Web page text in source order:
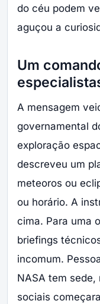
do céu podem
aguçou a
Um
A mensagem
governamental
exploração
descreveu um
meteoros ou
ou horário. A
cima. Para uma
briefings
incomum.
NASA tem sede,
sociais